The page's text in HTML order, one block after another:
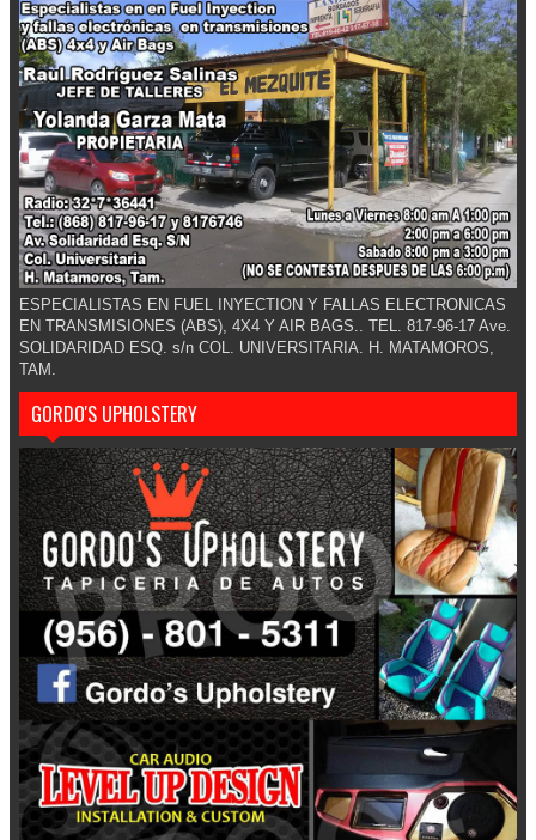
ESPECIALISTAS EN FUEL INYECTION Y FALLAS ELECTRONICAS
EN TRANSMISIONES (ABS), 4X4 Y AIR BAGS.. TEL. 817-96-17 Ave.
SOLIDARIDAD ESQ. s/n COL. UNIVERSITARIA. H. MATAMOROS,
TAM.
GORDO'S UPHOLSTERY